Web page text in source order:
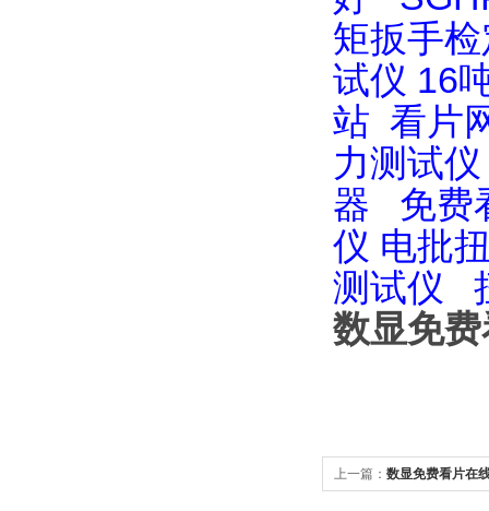
矩扳手
试仪 16
站 看片
力测试仪
器
免费
仪 电批
测试仪
数显免
上一篇： 数显免费看片在